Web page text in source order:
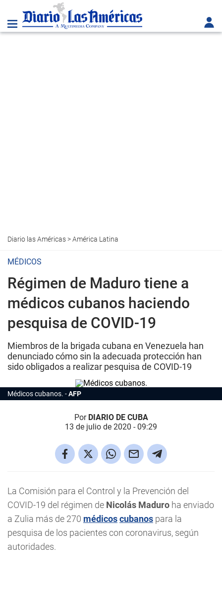
Diario las Américas>América Latina
MÉDICOS
Régimen de Maduro tiene a
médicos cubanos haciendo
pesquisa de COVID-19
Miembros de la brigada cubana en Venezuela han
denunciado cómo sin la adecuada protección han
sido obligados a realizar pesquisa de COVID-19
Médicos cubanos. AFP
Por DIARIO DE CUBA
13 de julio de 2020 - 09:29
La Comisión para el Control y la Prevención del
COVID-19 del régimen de Nicolás Maduro ha enviado
a Zulia más de 270 médicoscubanos para la
pesquisa de los pacientes con coronavirus, según
autoridades.